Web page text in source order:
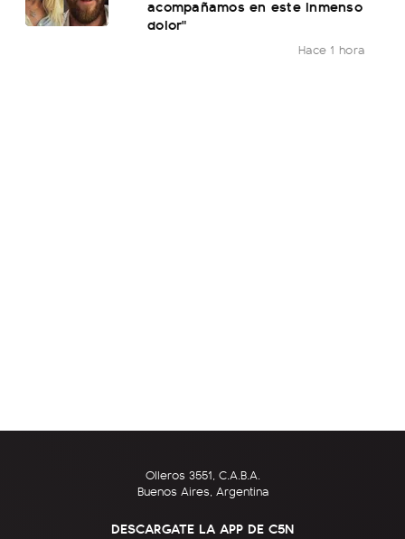
acompañamos en este inmenso
dolor"
Hace 1 hora
Olleros 3551, C.A.B.A.
Buenos Aires, Argentina
DESCARGATE LA APP DE C5N